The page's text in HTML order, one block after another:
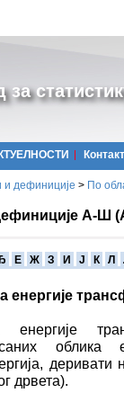
Контакт
и дефиниције > По
А-Ш
Е Ж З И Ј К Л
енергије
енергије
облика
дрвета).